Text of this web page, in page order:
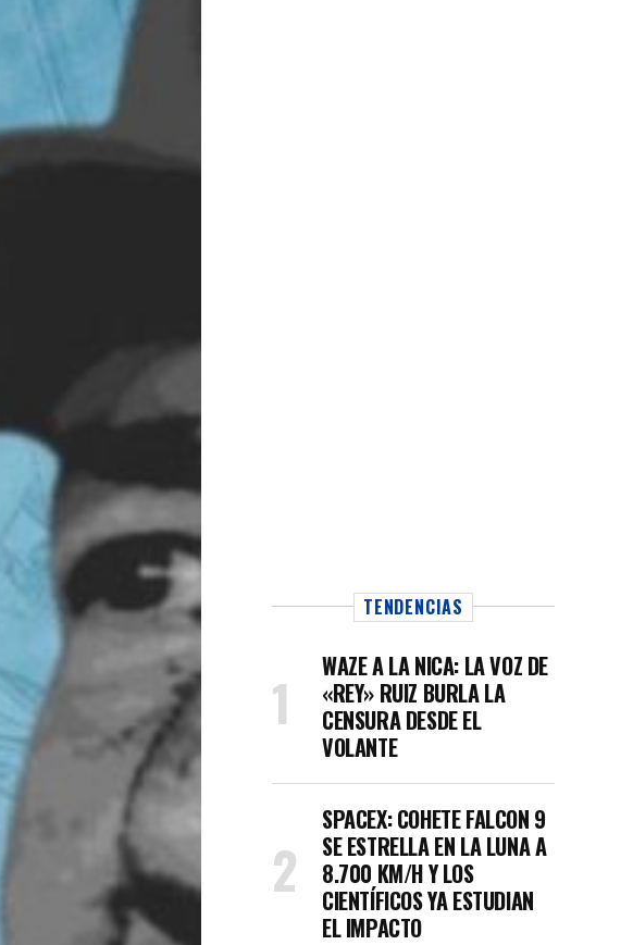
TENDENCIAS
WAZE A LA NICA: LA VOZ DE
«REY» RUIZ BURLA LA
CENSURA DESDE EL
VOLANTE
SPACEX: COHETE FALCON 9
SE ESTRELLA EN LA LUNA A
8.700 KM/H Y LOS
CIENTÍFICOS YA ESTUDIAN
EL IMPACTO